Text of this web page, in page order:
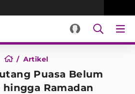
Artikel
Puasa Belum
hingga Ramadan